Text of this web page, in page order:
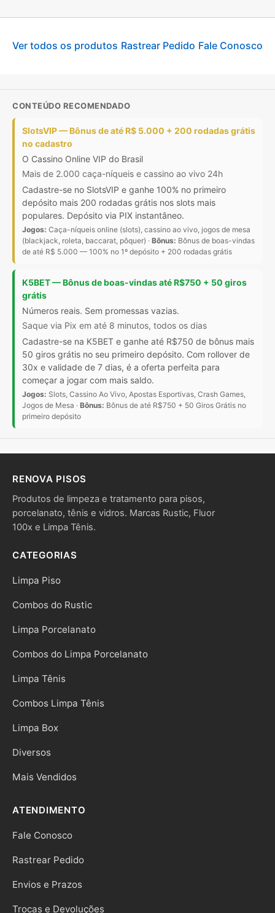
Ver todos os produtos Rastrear Pedido Fale Conosco
CONTEÚDO RECOMENDADO
SlotsVIP — Bônus de até R$ 5.000 + 200 rodadas grátis
no cadastro
O Cassino Online VIP do Brasil
Mais de 2.000 caça-níqueis e cassino ao vivo 24h
Cadastre-se no SlotsVIP e ganhe 100% no primeiro
depósito mais 200 rodadas grátis nos slots mais
populares. Depósito via PIX instantâneo.
Jogos: Caça-níqueis online (slots), cassino ao vivo, jogos de mesa
(blackjack, roleta, baccarat, pôquer) · Bônus: Bônus de boas-vindas
de até R$ 5.000 — 100% no 1º depósito + 200 rodadas grátis
K5BET — Bônus de boas-vindas até R$750 + 50 giros
grátis
Números reais. Sem promessas vazias.
Saque via Pix em até 8 minutos, todos os dias
Cadastre-se na K5BET e ganhe até R$750 de bônus mais
50 giros grátis no seu primeiro depósito. Com rollover de
30x e validade de 7 dias, é a oferta perfeita para
começar a jogar com mais saldo.
Jogos: Slots, Cassino Ao Vivo, Apostas Esportivas, Crash Games,
Jogos de Mesa · Bônus: Bônus de até R$750 + 50 Giros Grátis no
primeiro depósito
RENOVA PISOS
Produtos de limpeza e tratamento para pisos,
porcelanato, tênis e vidros. Marcas Rustic, Fluor
100x e Limpa Tênis.
CATEGORIAS
Limpa Piso
Combos do Rustic
Limpa Porcelanato
Combos do Limpa Porcelanato
Limpa Tênis
Combos Limpa Tênis
Limpa Box
Diversos
Mais Vendidos
ATENDIMENTO
Fale Conosco
Rastrear Pedido
Envios e Prazos
Trocas e Devoluções